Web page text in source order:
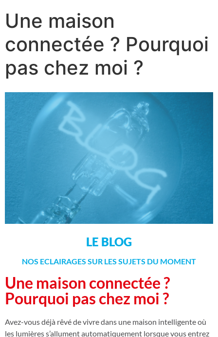
Une maison
connectée ? Pourquoi
pas chez moi ?
LE BLOG
NOS ECLAIRAGES SUR LES SUJETS DU MOMENT
Une maison connectée ?
Pourquoi pas chez moi ?
Avez-vous déjà rêvé de vivre dans une maison intelligente où
les lumières s’allument automatiquement lorsque vous entrez